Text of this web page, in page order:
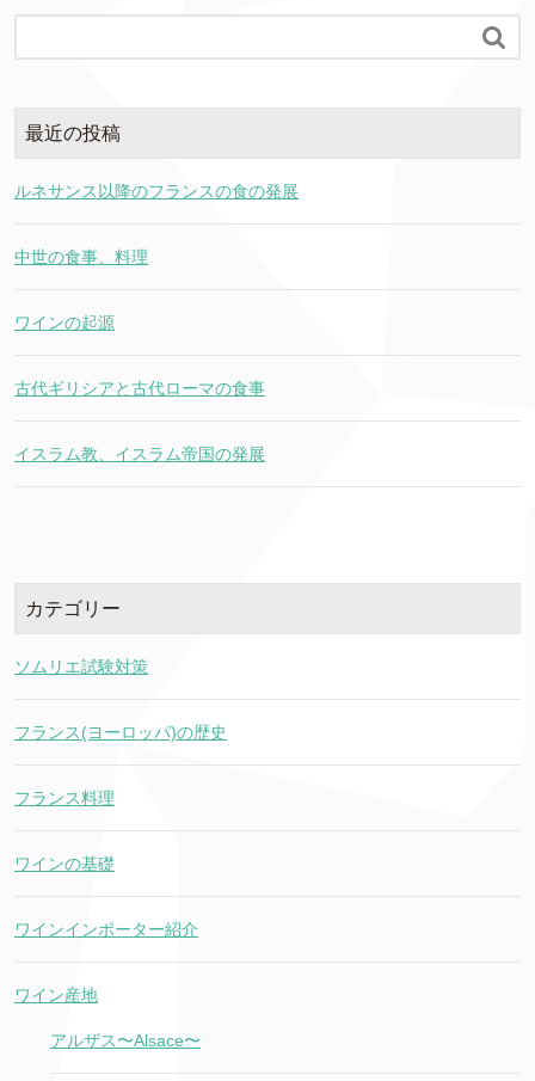

最近の投稿
ルネサンス以降のフランスの食の発展
中世の食事、料理
ワインの起源
古代ギリシアと古代ローマの食事
イスラム教、イスラム帝国の発展
カテゴリー
ソムリエ試験対策
フランス(ヨーロッパ)の歴史
フランス料理
ワインの基礎
ワインインポーター紹介
ワイン産地
アルザス〜Alsace〜